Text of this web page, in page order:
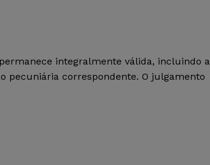
integralmente válida, incluindo a
pecuniária correspondente. O julgamento